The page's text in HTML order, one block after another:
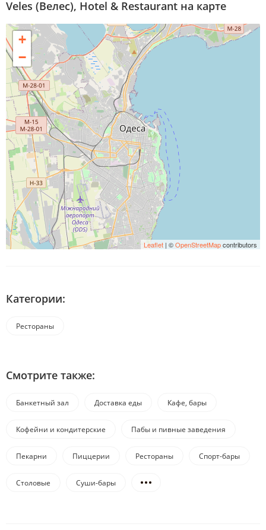
Veles (Велес), Hotel & Restaurant на карте
+
−
Leaflet | ©OpenStreetMapcontributors
Категории:
Рестораны
Смотрите также:
Банкетный зал Доставка еды Кафе, бары
Кофейни и кондитерские Пабы и пивные заведения
Пекарни Пиццерии Рестораны Спорт-бары
Столовые Суши-бары